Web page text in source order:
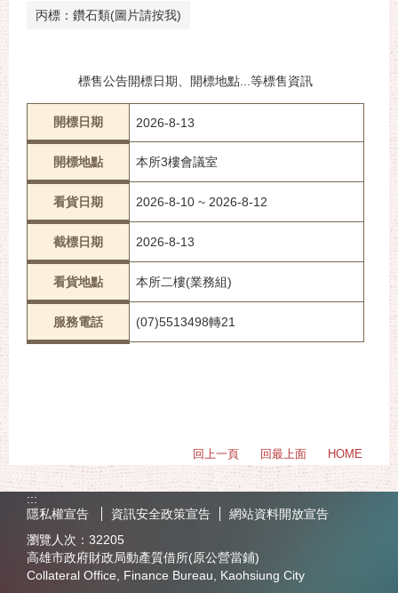
丙標：鑽石類(圖片請按我)
標售公告開標日期、開標地點...等標售資訊
開標日期 2026-8-13
開標地點 本所3樓會議室
看貨日期 2026-8-10 ~ 2026-8-12
截標日期 2026-8-13
看貨地點 本所二樓(業務組)
服務電話 (07)5513498轉21
回上一頁 回最上面 HOME
:::
隱私權宣告
資訊安全政策宣告
網站資料開放宣告
瀏覽人次： 32205
高雄市政府財政局動產質借所(原公營當鋪)
Collateral Office, Finance Bureau, Kaohsiung City